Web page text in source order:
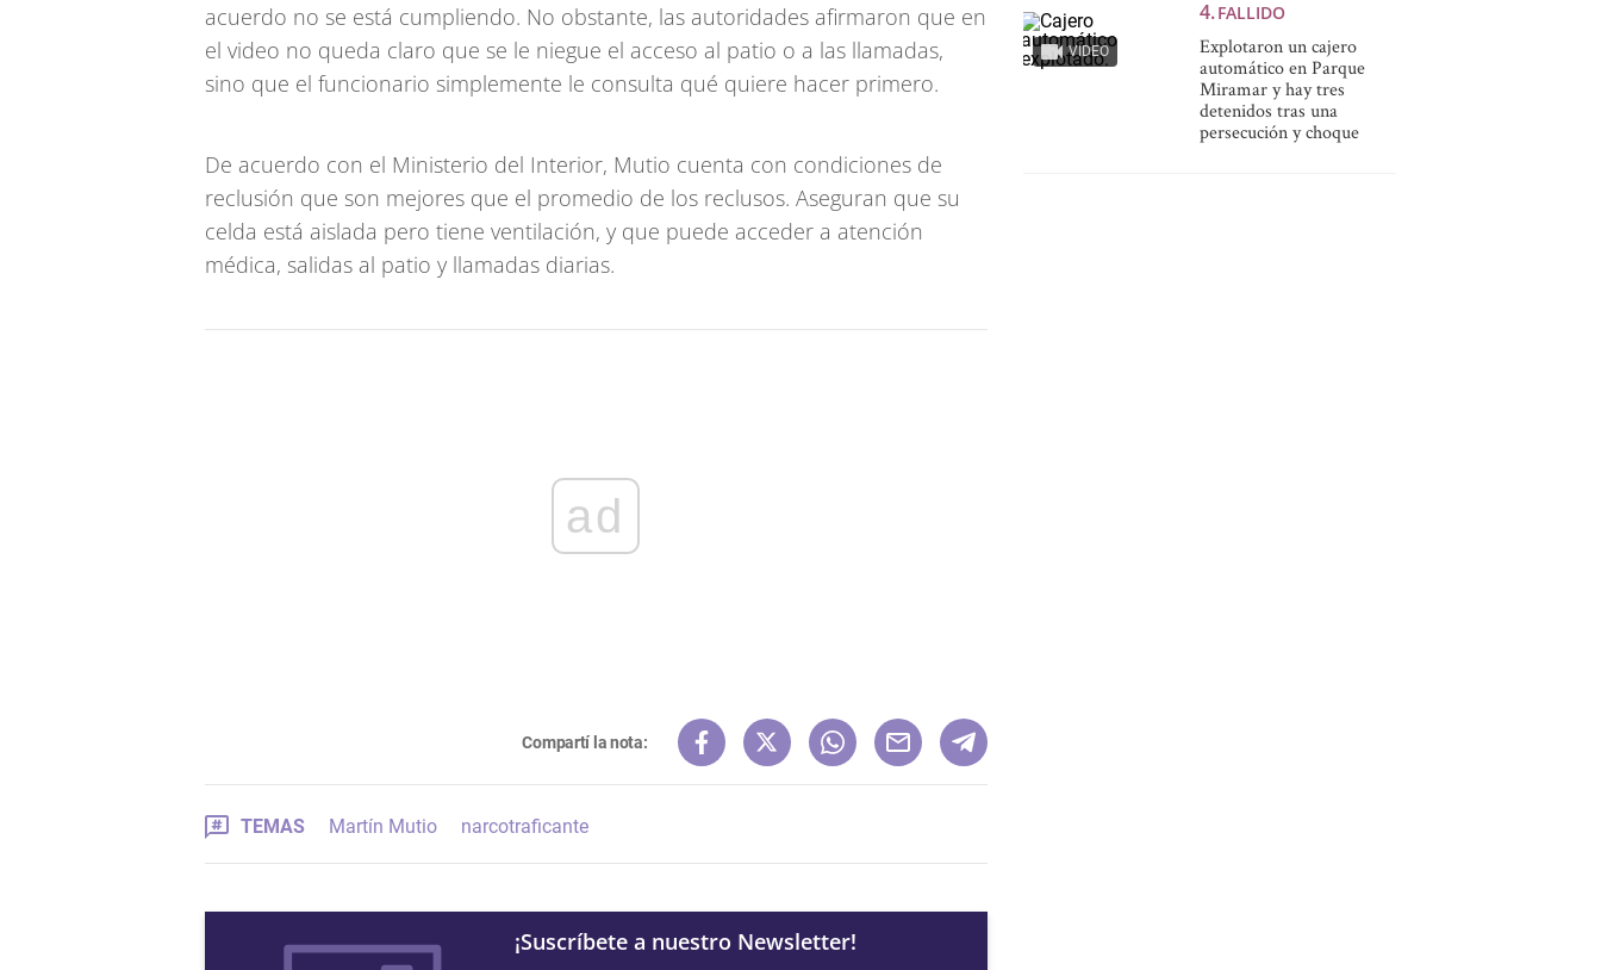
acuerdo no se está cumpliendo. No obstante, las autoridades afirmaron que en
el video no queda claro que se le niegue el acceso al patio o a las llamadas,
sino que el funcionario simplemente le consulta qué quiere hacer primero.
De acuerdo con el Ministerio del Interior, Mutio cuenta con condiciones de
reclusión que son mejores que el promedio de los reclusos. Aseguran que su
celda está aislada pero tiene ventilación, y que puede acceder a atención
médica, salidas al patio y llamadas diarias.
ad
Compartí la nota:
TEMAS Martín Mutio narcotraficante
¡Suscríbete a nuestro Newsletter!
VIDEO
FALLIDO
Explotaron un cajero
automático en Parque
Miramar y hay tres
detenidos tras una
persecución y choque